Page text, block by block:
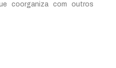
coorganiza com outros